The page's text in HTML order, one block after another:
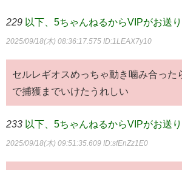
229 以下、5ちゃんねるからVIPがお送
2025/09/18(木) 08:36:17.575 ID:1LEAX7y10
セルレギオスめっちゃ動き噛み合った
で捕獲までいけたうれしい
233 以下、5ちゃんねるからVIPがお送
2025/09/18(木) 09:51:35.609 ID:sfEnZz1E0